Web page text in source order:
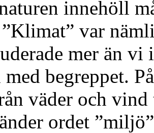
innehöll
”Klimat” var
mer än vi
med begreppet.
väder och
ordet